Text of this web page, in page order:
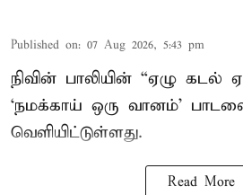
Published on: 07 Aug 2026, 5:43 pm
நிவின் பாலியின் “ஏழு கடல்
‘நமக்காய் ஒரு வானம்’
வெளியிட்டுள்ளது.
Read More